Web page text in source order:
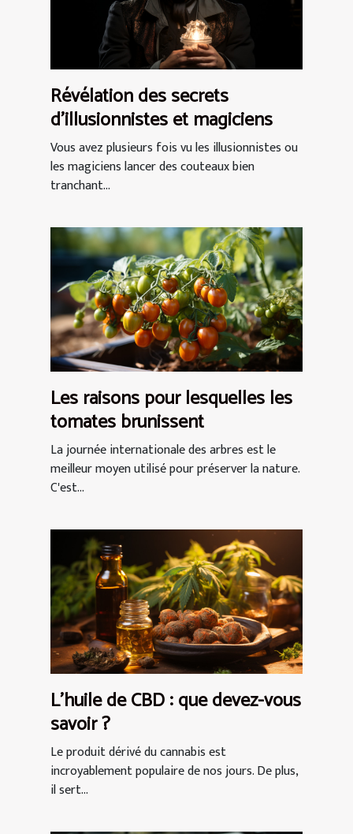
Révélation des secrets
d'illusionnistes et magiciens
Vous avez plusieurs fois vu les illusionnistes ou
les magiciens lancer des couteaux bien
tranchant...
Les raisons pour lesquelles les
tomates brunissent
La journée internationale des arbres est le
meilleur moyen utilisé pour préserver la nature.
C'est...
L’huile de CBD : que devez-vous
savoir ?
Le produit dérivé du cannabis est
incroyablement populaire de nos jours. De plus,
il sert...